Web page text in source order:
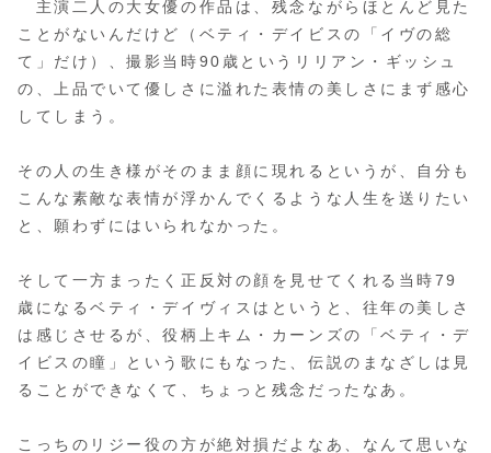
主演二人の大女優の作品は、残念ながらほとんど見た
ことがないんだけど（ベティ・デイビスの「イヴの総
て」だけ）、撮影当時90歳というリリアン・ギッシュ
の、上品でいて優しさに溢れた表情の美しさにまず感心
してしまう。
その人の生き様がそのまま顔に現れるというが、自分も
こんな素敵な表情が浮かんでくるような人生を送りたい
と、願わずにはいられなかった。
そして一方まったく正反対の顔を見せてくれる当時79
歳になるベティ・デイヴィスはというと、往年の美しさ
は感じさせるが、役柄上キム・カーンズの「ベティ・デ
イビスの瞳」という歌にもなった、伝説のまなざしは見
ることができなくて、ちょっと残念だったなあ。
こっちのリジー役の方が絶対損だよなあ、なんて思いな